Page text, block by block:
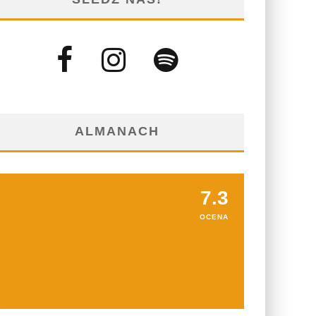
ALMANACH
7.3
OCENA